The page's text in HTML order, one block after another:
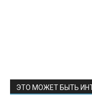
ЭТО МОЖЕТ БЫТЬ